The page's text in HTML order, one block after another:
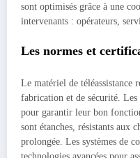
sont optimisés grâce à une
intervenants : opérateurs,
Les normes et
Le matériel de téléassistance
fabrication et de sécurité. Les
pour garantir leur bon
sont étanches, résistants aux
prolongée. Les systèmes de